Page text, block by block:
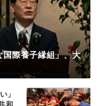
国際養子縁組」、大
」